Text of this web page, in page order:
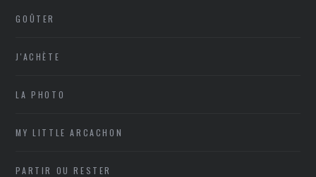
GOÛTER
J'ACHÈTE
LA PHOTO
MY LITTLE ARCACHON
PARTIR OU RESTER